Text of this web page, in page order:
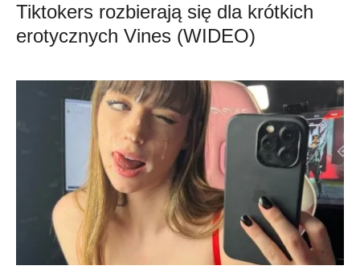
Tiktokers rozbierają się dla krótkich
erotycznych Vines (WIDEO)